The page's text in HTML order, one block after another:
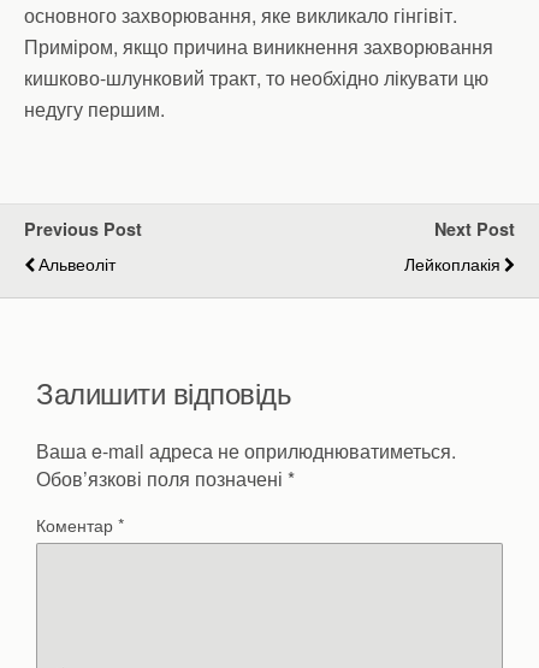
основного захворювання, яке викликало гінгівіт.
Приміром, якщо причина виникнення захворювання
кишково-шлунковий тракт, то необхідно лікувати цю
недугу першим.
Previous Post
Альвеоліт
Next Post
Лейкоплакія
Залишити відповідь
Ваша e-mail адреса не оприлюднюватиметься.
Обов’язкові поля позначені *
Коментар*